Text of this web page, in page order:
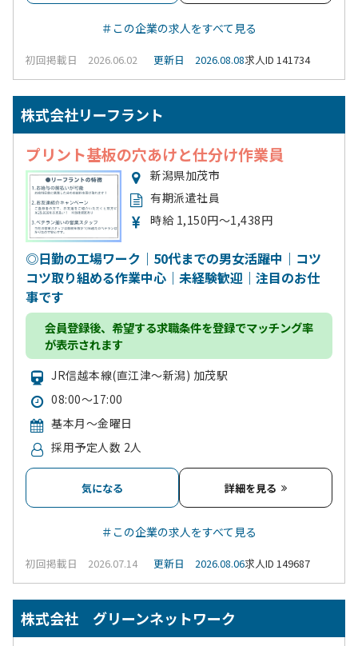
＃この企業の求人をすべて見る
初回掲載日 2026.06.02 更新日 2026.08.08求人ID 141734
株式会社リーフラント
プリント基板の穴あけと仕分け作業員
新潟県加茂市
有期派遣社員
時給 1,150円～1,438円
◎日勤の工場ワーク｜50代までの男女活躍中｜コツ
コツ取り組める作業中心｜未経験歓迎｜注目のお仕
事です
会員登録後、希望する求職条件を登録でマッチング率
が表示されます
JR信越本線(直江津～新潟) 加茂駅
08:00～17:00
基本月～金曜日
採用予定人数 2人
気になる 詳細を見る
＃この企業の求人をすべて見る
初回掲載日 2026.07.14 更新日 2026.08.06求人ID 149687
株式会社 グリーンネットワーク